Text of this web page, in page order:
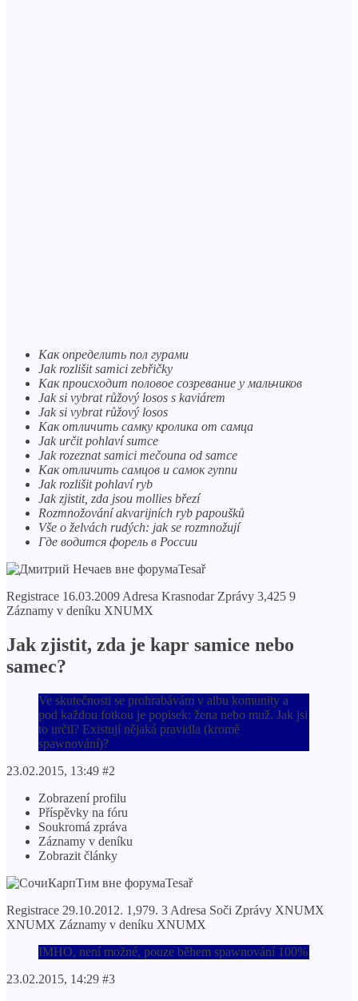
Как определить пол гурами
Jak rozlišit samici zebřičky
Как происходит половое созревание у мальчиков
Jak si vybrat růžový losos s kaviárem
Jak si vybrat růžový losos
Как отличить самку кролика от самца
Jak určit pohlaví sumce
Jak rozeznat samici mečouna od samce
Как отличить самцов и самок гуппи
Jak rozlišit pohlaví ryb
Jak zjistit, zda jsou mollies březí
Rozmnožování akvarijních ryb papoušků
Vše o želvách rudých: jak se rozmnožují
Где водится форель в России
Tesař
Registrace 16.03.2009 Adresa Krasnodar Zprávy 3,425 9
Záznamy v deníku XNUMX
Jak zjistit, zda je kapr samice nebo
samec?
Ve skutečnosti se prohrabávám v albu komunity a
pod každou fotkou je popisek: žena nebo muž. Jak jsi
to určil? Existují nějaká pravidla (kromě
spawnování)?
23.02.2015, 13:49 #2
Zobrazení profilu
Příspěvky na fóru
Soukromá zpráva
Záznamy v deníku
Zobrazit články
Tesař
Registrace 29.10.2012. 1,979. 3 Adresa Soči Zprávy XNUMX
XNUMX Záznamy v deníku XNUMX
IMHO, není možné, pouze během spawnování 100%
23.02.2015, 14:29 #3